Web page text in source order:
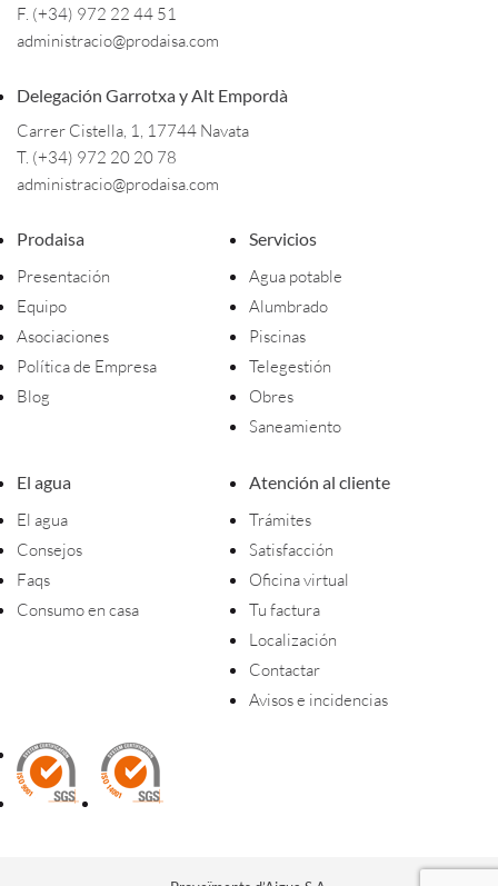
F. (+34) 972 22 44 51
administracio@prodaisa.com
Delegación Garrotxa y Alt Empordà
Carrer Cistella, 1, 17744 Navata
T. (+34) 972 20 20 78
administracio@prodaisa.com
Prodaisa
Presentación
Equipo
Asociaciones
Política de Empresa
Blog
Servicios
Agua potable
Alumbrado
Piscinas
Telegestión
Obres
Saneamiento
El agua
El agua
Consejos
Faqs
Consumo en casa
Atención al cliente
Trámites
Satisfacción
Oficina virtual
Tu factura
Localización
Contactar
Avisos e incidencias